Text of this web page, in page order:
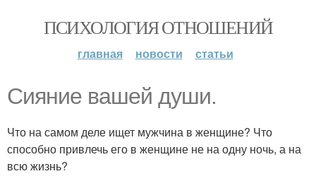
ПСИХОЛОГИЯ ОТНОШЕНИЙ
главная новости статьи
Сияние вашей души.
Что на самом деле ищет мужчина в женщине? Что
способно привлечь его в женщине не на одну ночь, а на
всю жизнь?